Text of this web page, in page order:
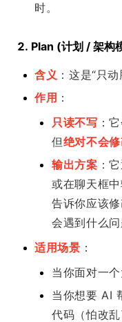
时。
2. Plan (计划 / 架构
含义 ：这是“只
作用 ：
只读不写 ：
但绝对不会
输出方案 ：
或在聊天框
告诉你应该
会遇到什么问
适用场景 ：
当你面对一
当你想要 AI
代码（怕改乱